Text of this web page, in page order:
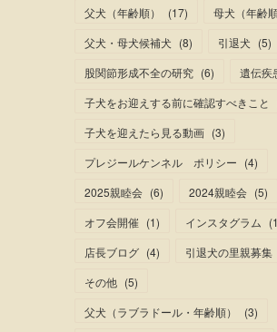
父犬（年齢順）
(17) 母犬（年齢順
父犬・母犬候補犬 (8) 引退犬 (5)
股関節形成不全の研究 (6) 遺伝疾
子犬をお迎えする前に確認すべきこと
子犬を迎えたら見る動画 (3)
プレジールケンネル ポリシー (4)
2025親睦会 (6) 2024親睦会 (5)
オフ会開催 (1) インスタグラム (1
店長ブログ (4) 引退犬の里親募集
その他 (5)
父犬（ラブラドール・年齢順）
(3)